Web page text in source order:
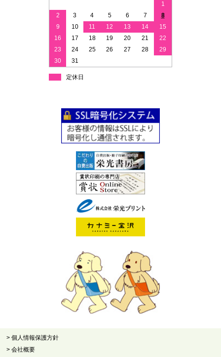
1
2
3 4 5 6 7
8
9
10 11 12 13 14
15
16
17 18 19 20 21
22
23
24 25 26 27 28
29
30
31
定休日
> 個人情報保護方針
> 会社概要